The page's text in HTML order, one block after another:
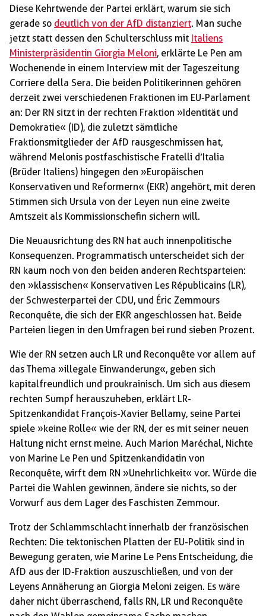
Diese Kehrtwende der Partei erklärt, warum sie sich
gerade so deutlich von der AfD distanziert. Man suche
jetzt statt dessen den Schulterschluss mit Italiens
Ministerpräsidentin Giorgia Meloni, erklärte Le Pen am
Wochenende in einem Interview mit der Tageszeitung
Corriere della Sera. Die beiden Politikerinnen gehören
derzeit zwei verschiedenen Fraktionen im EU-Parlament
an: Der RN sitzt in der rechten Fraktion »Identität und
Demokratie« (ID), die zuletzt sämtliche
Fraktionsmitglieder der AfD rausgeschmissen hat,
während Melonis postfaschistische Fratelli d’Italia
(Brüder Italiens) hingegen den »Europäischen
Konservativen und Reformern« (EKR) angehört, mit deren
Stimmen sich Ursula von der Leyen nun eine zweite
Amtszeit als Kommissionschefin sichern will.
Die Neuausrichtung des RN hat auch innenpolitische
Konsequenzen. Programmatisch unterscheidet sich der
RN kaum noch von den beiden anderen Rechtsparteien:
den »klassischen« Konservativen Les Républicains (LR),
der Schwesterpartei der CDU, und Éric Zemmours
Reconquête, die sich der EKR angeschlossen hat. Beide
Parteien liegen in den Umfragen bei rund sieben Prozent.
Wie der RN setzen auch LR und Reconquête vor allem auf
das Thema »illegale Einwanderung«, geben sich
kapitalfreundlich und proukrainisch. Um sich aus diesem
rechten Sumpf herauszuheben, erklärt LR-
Spitzenkandidat François-Xavier Bellamy, seine Partei
spiele »keine Rolle« wie der RN, der es mit seiner neuen
Haltung nicht ernst meine. Auch Marion Maréchal, Nichte
von Marine Le Pen und Spitzenkandidatin von
Reconquête, wirft dem RN »Unehrlichkeit« vor. Würde die
Partei die Wahlen gewinnen, ändere sie nichts, so der
Vorwurf aus dem Lager des Faschisten Zemmour.
Trotz der Schlammschlacht innerhalb der französischen
Rechten: Die tektonischen Platten der EU-Politik sind in
Bewegung geraten, wie Marine Le Pens Entscheidung, die
AfD aus der ID-Fraktion auszuschließen, und von der
Leyens Annäherung an Giorgia Meloni zeigen. Es wäre
daher nicht überraschend, falls RN, LR und Reconquête